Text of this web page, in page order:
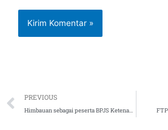
Prev
PREVIOUS
Himbauan sebagai peserta BPJS Ketenagakerjaan